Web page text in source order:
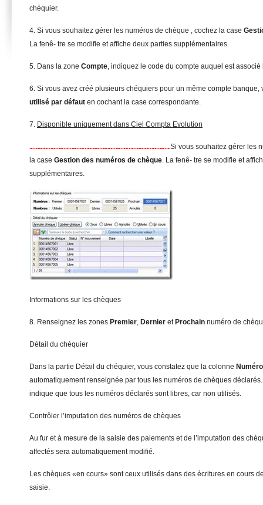
chéquier.
4. Si vous souhaitez gérer les numéros de chèque , cochez la case
La fenê- tre se modifie et affiche deux parties supplémentaires.
5. Dans la zone Compte, indiquez le code du compte auquel est associé
6. Si vous avez créé plusieurs chéquiers pour un même compte banque,
utilisé par défaut en cochant la case correspondante.
7. Disponible uniquement dans Ciel Compta Evolution
Si vous souhaitez gérer les
la case Gestion des numéros de chèque. La fenê- tre se modifie et
supplémentaires.
Informations sur les chèques
8. Renseignez les zones Premier, Dernier et Prochain numéro de
Détail du chéquier
Dans la partie Détail du chéquier, vous constatez que la colonne Numé
automatiquement renseignée par tous les numéros de chèques
indique que tous les numéros déclarés sont libres, car non utilisés.
Contrôler l’imputation des numéros de chèques
Au fur et à mesure de la saisie des paiements et de l’imputation des
affectés sera automatiquement modifié.
Les chèques «en cours» sont ceux utilisés dans des écritures en cours
saisie.